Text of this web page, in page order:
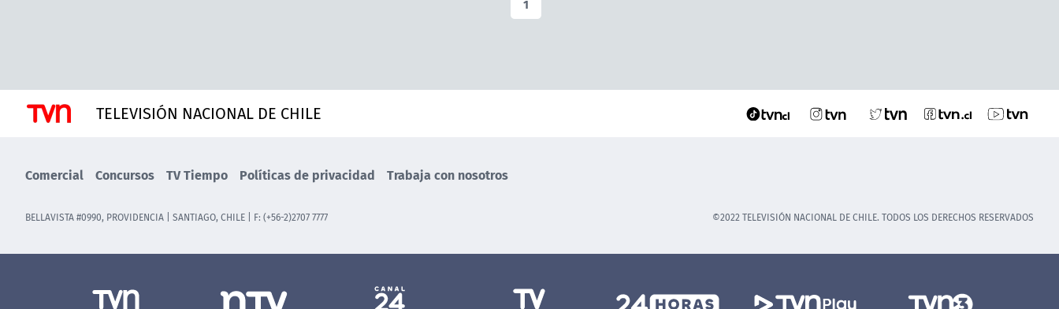
1
TELEVISIÓN NACIONAL DE CHILE
Comercial Concursos TV Tiempo Políticas de privacidad Trabaja con nosotros
BELLAVISTA #0990, PROVIDENCIA | SANTIAGO, CHILE | F: (+56-2)2707 7777 ©2022 TELEVISIÓN NACIONAL DE CHILE. TODOS LOS DERECHOS RESERVADOS